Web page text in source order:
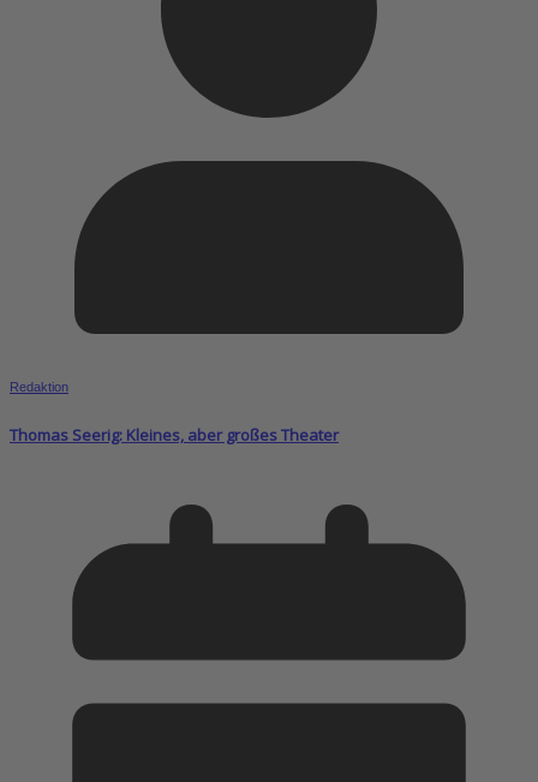
Redaktion
Thomas Seerig: Kleines, aber großes Theater